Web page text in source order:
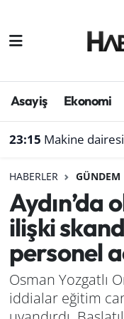
Asayiş Ekonomi
23:15 Makine
HABERLER GÜNDEM
Aydın’da
ilişki
personel
Osman Yozgatlı
iddialar eğitim
Çevre
Genel
Haber
Izmir
Kütahya
Aydın Hava
Süper Lig
Son Dakika
Haber Arşivi